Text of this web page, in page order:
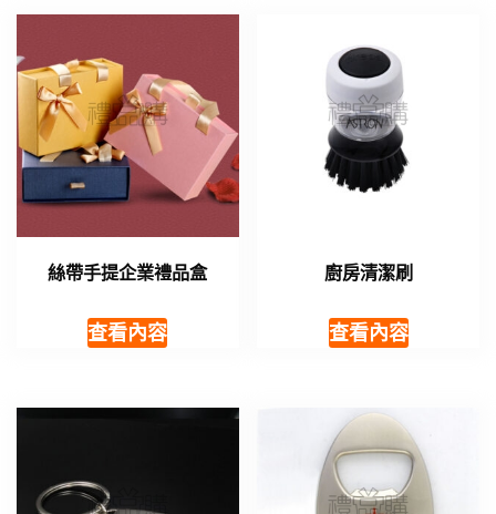
絲帶手提企業禮品盒
查看內容
廚房清潔刷
查看內容